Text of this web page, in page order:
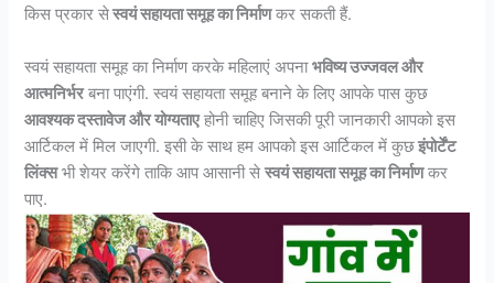
किस प्रकार सेस्वयं सहायता समूह का निर्माणकर सकती हैं.
स्वयं सहायता समूह का निर्माण करके महिलाएं अपनाभविष्य उज्जवल और
आत्मनिर्भरबना पाएंगी. स्वयं सहायता समूह बनाने के लिए आपके पास कुछ
आवश्यक दस्तावेज और योग्यताएहोनी चाहिए जिसकी पूरी जानकारी आपको इस
आर्टिकल में मिल जाएगी. इसी के साथ हम आपको इस आर्टिकल में कुछइंपोर्टेंट
लिंक्सभी शेयर करेंगे ताकि आप आसानी सेस्वयं सहायता समूह का निर्माणकर
पाए.